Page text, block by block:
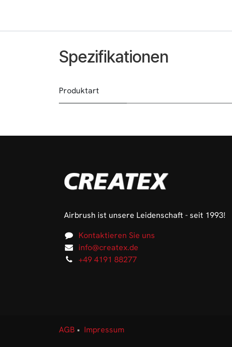
Spezifikationen
Produktart
Airbrush ist unsere Leidenschaft - seit 1993!
Kontaktieren Sie uns
info@createx.de
+49 4191 88277
AGB • Impressum